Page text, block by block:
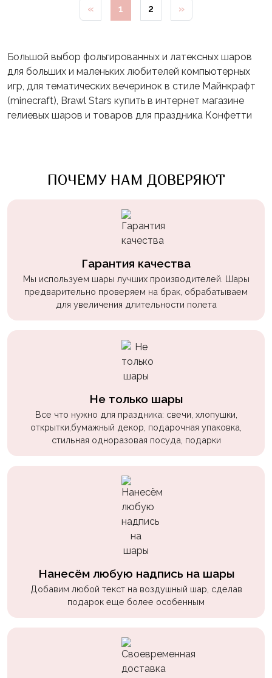
« 1 2 »
Большой выбор фольгированных и латексных шаров
для больших и маленьких любителей компьютерных
игр, для тематических вечеринок в стиле Майнкрафт
(minecraft), Brawl Stars купить в интернет магазине
гелиевых шаров и товаров для праздника Конфетти
ПОЧЕМУ НАМ ДОВЕРЯЮТ
Гарантия качества
Мы используем шары лучших производителей. Шары
предварительно проверяем на брак, обрабатываем
для увеличения длительности полета
Не только шары
Все что нужно для праздника: свечи, хлопушки,
открытки,бумажный декор, подарочная упаковка,
стильная одноразовая посуда, подарки
Нанесём любую надпись на шары
Добавим любой текст на воздушный шар, сделав
подарок еще более особенным